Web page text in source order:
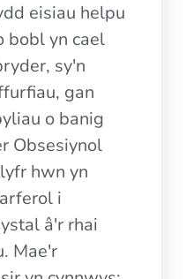
eisiau helpu
bobl yn cael
sy'n
gan
o banig
Obsesiynol
hwn yn
i
â'r rhai
Mae'r